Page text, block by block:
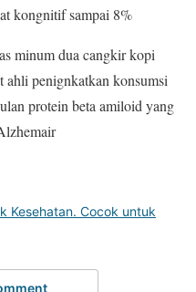
kongnitif sampai 8%
minum dua cangkir kopi
ahli penignkatkan konsumsi
protein beta amiloid yang
Kesehatan. Cocok untuk